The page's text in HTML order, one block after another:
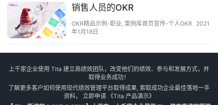
销售人员的OKR
OKR精品示例-职业, 案例库首页宣传-个人OKR
2021
年1月18日
上千家企业使用 Tita 建立高绩效团队，改变他们的绩效、参与和发展方式，并
取得业务成功！
了解更多客户如何使用现代绩效管理平台取得成果, 索取成功企业最佳落地一手
资料， 立即申请《Tita 产品演示》